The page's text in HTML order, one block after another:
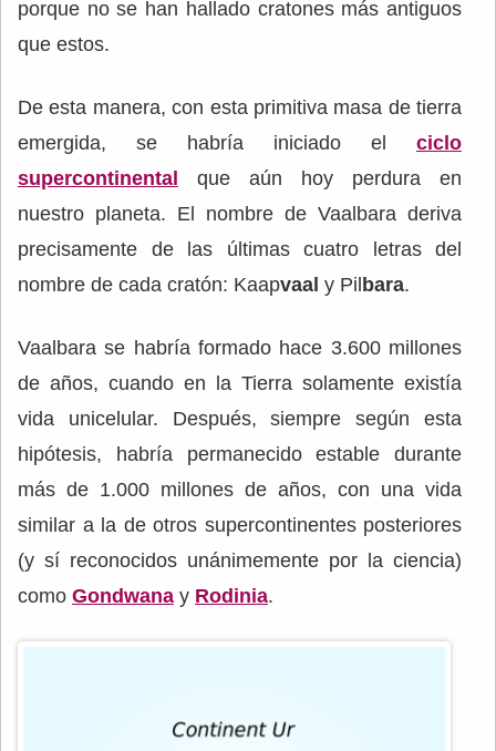
porque no se han hallado cratones más antiguos
que estos.
De esta manera, con esta primitiva masa de tierra
emergida, se habría iniciado el ciclo
supercontinental que aún hoy perdura en
nuestro planeta. El nombre de Vaalbara deriva
precisamente de las últimas cuatro letras del
nombre de cada cratón: Kaapvaal y Pilbara.
Vaalbara se habría formado hace 3.600 millones
de años, cuando en la Tierra solamente existía
vida unicelular. Después, siempre según esta
hipótesis, habría permanecido estable durante
más de 1.000 millones de años, con una vida
similar a la de otros supercontinentes posteriores
(y sí reconocidos unánimemente por la ciencia)
como Gondwana y Rodinia.